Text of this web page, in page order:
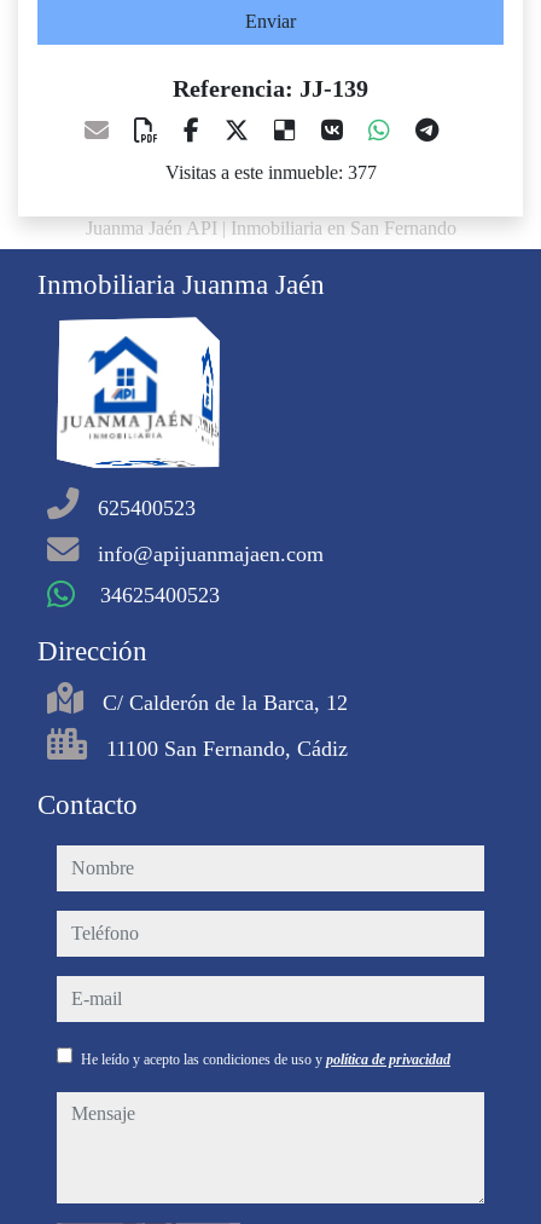
Enviar
Referencia: JJ-139
Visitas a este inmueble: 377
Juanma Jaén API | Inmobiliaria en San Fernando
Inmobiliaria Juanma Jaén
625400523
info@apijuanmajaen.com
34625400523
Dirección
C/ Calderón de la Barca, 12
11100 San Fernando, Cádiz
Contacto
nombre
teléfono
e-mail
He leído y acepto las condiciones de uso y política de privacidad
mensaje